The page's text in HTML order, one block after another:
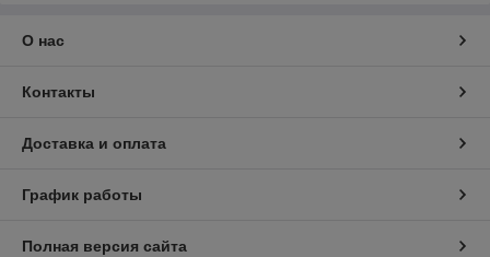
О нас
Контакты
Доставка и оплата
График работы
Полная версия сайта